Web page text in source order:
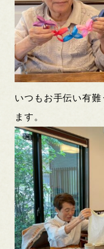
いつもお手伝い有
ます。